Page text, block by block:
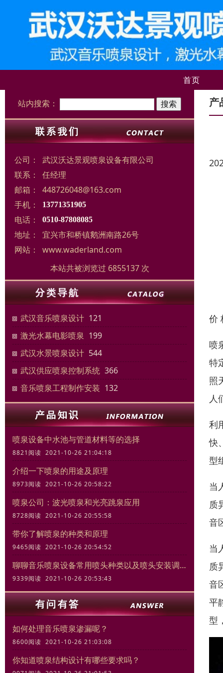
首页
站内搜索：
公司：
武汉沃达景观喷泉设备有限公司
联系：
任经理
邮箱：
448726048@163.com
手机：
13771351905
电话： 0510-87808085
地址：
宜兴市和桥镇鹅洲南路26号
网站：
www.waderland.com
本站共被浏览过 6855137 次
武汉音乐喷泉设计 121
激光水幕电影喷泉 199
武汉水景喷泉设计 544
武汉供应喷泉控制系统 366
音乐喷泉工程制作安装 132
喷泉设备中水池与管道材料等的选择
8821阅读 2021-10-26 21:04:18
介绍一下喷泉的用途及原理
8973阅读 2021-10-26 20:58:22
喷泉公司：波光喷泉和光亮跳泉应用
8728阅读 2021-10-26 20:55:58
带你了解喷泉的种类和原理
9465阅读 2021-10-26 20:54:52
聊聊音乐喷泉设备常用喷头种类以及喷头安装调试规范
9339阅读 2021-10-26 20:53:43
如何处理音乐喷泉渗漏呢？
8600阅读 2021-10-26 21:03:08
你知道喷泉结构设计有哪些要求吗？
产
价
喷
特
照
人
利
快
型
当
质
音
当
质
音
平
型